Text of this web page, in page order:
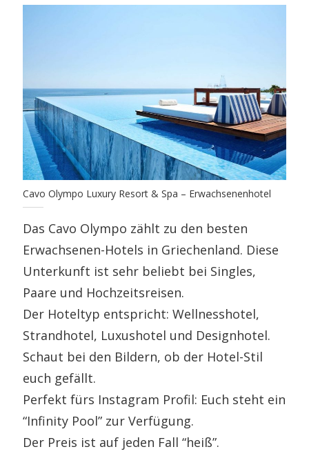
Cavo Olympo Luxury Resort & Spa – Erwachsenenhotel
Das Cavo Olympo zählt zu den besten
Erwachsenen-Hotels in Griechenland. Diese
Unterkunft ist sehr beliebt bei Singles,
Paare und Hochzeitsreisen.
Der Hoteltyp entspricht: Wellnesshotel,
Strandhotel, Luxushotel und Designhotel.
Schaut bei den Bildern, ob der Hotel-Stil
euch gefällt.
Perfekt fürs Instagram Profil: Euch steht ein
“Infinity Pool” zur Verfügung.
Der Preis ist auf jeden Fall “heiß”.